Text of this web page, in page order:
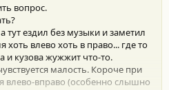
вопрос.
тут ездил без музыки и заметил
влево хоть в право... где то
и кузова жужжит что-то.
малость. Короче при
влево-вправо (особенно слышно